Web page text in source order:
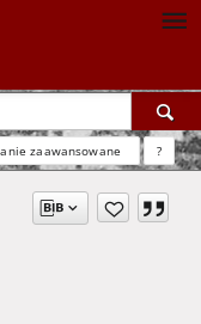
zaawansowane ?